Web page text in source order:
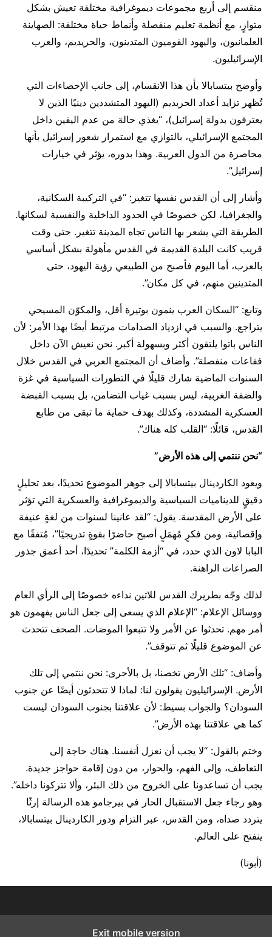
منقسم إلى أربع مجموعات ديموغرافية مختلفة تعيش بشكل
متوازٍ، مع أنظمة تعليم منفصلة وأنماط حياة مختلفة: الصهاينة
العلمانيون، واليهود القوميون المتدينون، والحريديم، والعرب
الإسرائيليون.
وأوضح بيتسابالا بأن هذا الانقسام، إلى جانب الإحصاءات التي
تُظهر تزايد أعداد الحريديم (اليهود المتشددين دينيًا الذين لا
يعترفون بدولة إسرائيل)، “يغذي حالة من عدم اليقين داخل
المجتمع الإسرائيلي، بالتوازي مع استمرار شعور إسرائيل بأنها
محاصرة من الدول العربية. وهذا بدوره، يؤثر في خيارات
إسرائيل”.
وأشار إلى أن القدس نفسها تتغير: “في التركيبة السكانية،
والجغرافيا، لكن خصوصًا في الحدود الداخلية والنفسية لسكانها.
الطريقة التي يشعر بها الناس تجاه المدينة تتغير. حتى وقت
قريب كانت البلدة القديمة في القدس مأهولة بشكل أساسي
بالعرب، أما اليوم فأصبح من الطبيعي رؤية اليهود، حتى
المتدينين منهم، في كل مكان”.
وتابع: “السكان العرب ينمون بوتيرة أقل، والمكوّن المسيحي
يتراجع. والسبب في ازدياد الصدامات مرتبط أيضًا بهذا الأمر: لأن
الناس باتوا يلتقون أكثر وبسهولة أكبر. نحن نعيش الآن داخل
فقاعات منفصلة”. وأضاف أن المجتمع العربي في القدس خلال
السنوات الماضية شارك قليلًا في التطورات السياسية في غزة
والضفة الغربية، ليس بسبب غياب التضامن، بل بسبب القبضة
العسكرية المشددة، وكذلك بهدف حماية ما تبقى من طابع
القدس، قائلًا: “القلب كله هناك”.
“نحن ننتمي إلى هذه الأرض”
ويعود الكاردينال بيتسابالا إلى جوهر الموضوع تحديدًا، بعد تحليلٍ
دقيقٍ للديناميات السياسية والديموغرافية والعسكرية التي تؤثر
على الأرض المقدسة. يقول: “لقد عانينا لسنوات من لغةٍ عنيفة
وإقصائية، ومن فكرٍ مُهمَلٍ أصبح حاضرًا بقوةٍ تدريجيًا”، مُتفقًا مع
البابا لاون الذي حدد، في “أزمة الكلمة” تحديدًا، أحد أعمق جذور
الصراعات الراهنة.
لذلك وجّه بطريرك القدس للاتين نداءه خصوصًا إلى الرأي العام
ووسائل الإعلام: “الإعلام الذي يسعى إلى جعل الناس يفهمون هو
أمر مهم. تحدثوا عن الأمر ولا تتبعوا الموضات. الصحف تتحدث
عن الموضوع قليلًا ثم تتوقف”.
وأضاف: “تلك الأرض تخصنا، بل بالأحرى: نحن ننتمي إلى تلك
الأرض. الإسرائيليون يقولون لنا: لماذا لا تتحدثون أيضًا عن جنوب
السودان؟ والجواب بسيط: لأن علاقتنا بجنوب السودان ليست
كما هي علاقتنا بهذه الأرض”.
وختم بالقول: “لا يجب أن نعزل أنفسنا. هناك حاجة إلى
التعاطف، وإلى الفهم، والحوار، من دون إقامة حواجز جديدة.
يجب أن تساعدونا على الخروج من ذلك البئر، وألا تتركونا داخله”.
وهو رجاء جعل الاستقبال الحار في بيرجامو هذه الرسالة إرثًا
يتردد صداه، ومن القدس، عبر التزام ودور الكاردينال بيتسابالا،
ينفتح على العالم.
(أبونا)
Exit mobile version